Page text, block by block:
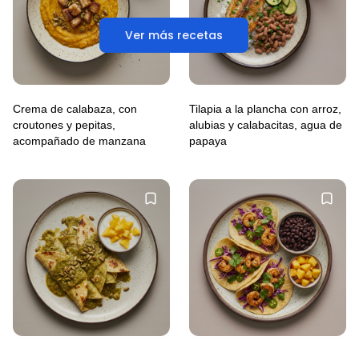
Ver más recetas
Crema de calabaza, con
croutones y pepitas,
acompañado de manzana
Tilapia a la plancha con arroz,
alubias y calabacitas, agua de
papaya